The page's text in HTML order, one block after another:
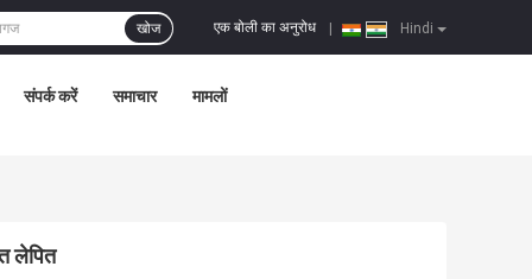
Hindi
एक बोली का अनुरोध
खोज
संपर्क करें समाचार मामलों
लेपित